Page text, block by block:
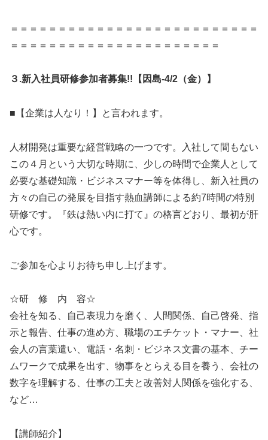
＝＝＝＝＝＝＝＝＝＝＝＝＝＝＝＝＝＝＝＝＝＝＝＝＝＝
＝＝＝＝＝＝＝＝＝＝＝＝＝＝＝＝＝＝＝＝＝＝
３.新入社員研修参加者募集!!【因島-4/2（金）】
■【企業は人なり！】と言われます。
人材開発は重要な経営戦略の一つです。入社して間もない
この４月という大切な時期に、少しの時間で企業人として
必要な基礎知識・ビジネスマナー等を体得し、新入社員の
方々の自己の発展を目指す熱血講師による約7時間の特別
研修です。『鉄は熱い内に打て』の格言どおり、最初が肝
心です。
ご参加を心よりお待ち申し上げます。
☆研 修 内 容☆
会社を知る、自己表現力を磨く、人間関係、自己啓発、指
示と報告、仕事の進め方、職場のエチケット・マナー、社
会人の言葉遣い、電話・名刺・ビジネス文書の基本、チー
ムワークで成果を出す、物事をとらえる目を養う、会社の
数字を理解する、仕事の工夫と改善対人関係を強化する、
など…
【講師紹介】